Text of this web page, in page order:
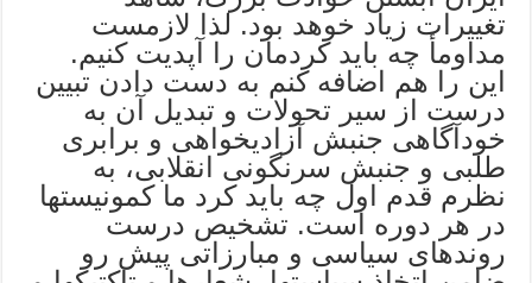
تغییرات زیاد خوهد بود. لذا لازمست
مداومأ چه باید کردمان را آپدیت کنیم.
این را هم اضافه کنم به دست دادن تبیین
درست از سیر تحولات و تبدیل آن به
خودآگاهی جنبش آزادیخواهی و برابری
طلبی و جنبش سرنگونی انقلابی، به
نظرم قدم اول چه باید کرد ما کمونیستها
در هر دوره است. تشخیص درست
روندهای سیاسی و مبارزاتی پیش رو